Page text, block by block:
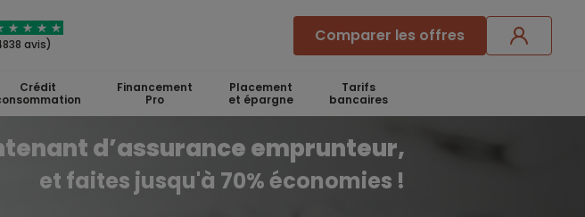
avis) Comparer les offres
Crédit
Financement
Pro
Placement
et épargne
Tarifs
bancaires
d’assurance emprunteur,
et faites jusqu'à 70% économies !